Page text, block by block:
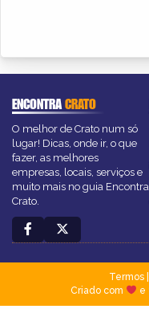
ENCONTRACRATO
O melhor de Crato num só
lugar! Dicas, onde ir, o que
fazer, as melhores
empresas, locais, serviços e
muito mais no guia Encontra
Crato.
Termos|
Criado com
e